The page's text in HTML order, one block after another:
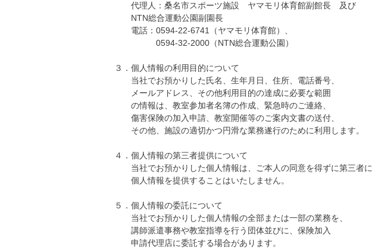
代理人：桑名市スポーツ施設 ヤマモリ体育館副館長 及び
NTN総合運動公園副園長
電話：0594-22-6741（ヤマモリ体育館）、
0594-32-2000（NTN総合運動公園）
３．個人情報の利用目的について
当社でお預かりした氏名、生年月日、住所、電話番号、
メールアドレス、その他利用目的の達成に必要な範囲
の情報は、教室参加者名簿の作成、緊急時のご連絡、
傷害保険の加入申請、教室開催等のご案内文書の送付、
その他、施設の適切かつ円滑な業務遂行のために利用します。
４．個人情報の第三者提供について
当社でお預かりした個人情報は、ご本人の同意を得ずに第三者に
個人情報を提供することはいたしません。
５．個人情報の委託について
当社でお預かりした個人情報の全部または一部の業務を、
講師派遣事務や教室指導を行う団体並びに、保険加入
申請代理店に委託する場合があります。